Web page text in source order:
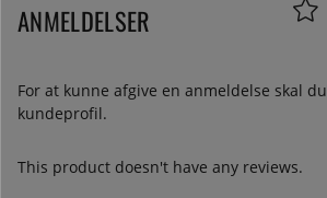
ANMELDELSER
For at kunne afgive en anmeldelse skal du
kundeprofil.
This product doesn't have any reviews.